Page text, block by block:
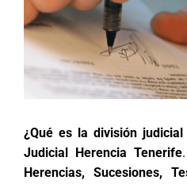
¿Qué es la división
Judicial Herencia Tenerife
Herencias, Sucesiones,